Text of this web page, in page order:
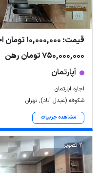
قیمت: 10,000,000 تومان اجاره
750,000,000 تومان رهن
آپارتمان
اجاره اپارتمان
شکوفه (عبدل آباد), تهران
مشاهده جزییات
2 تصویر